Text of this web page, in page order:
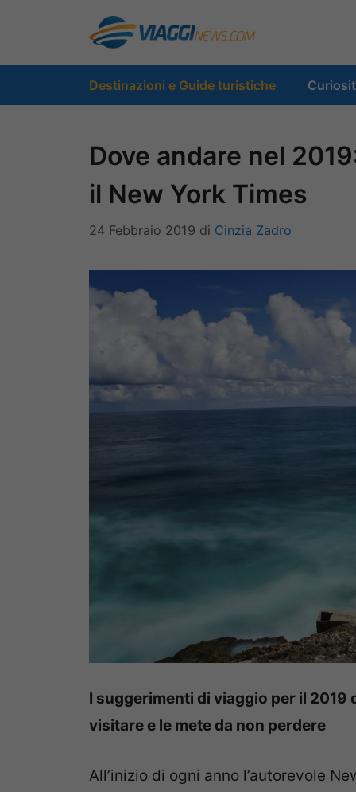
contenuto
Destinazioni e Guide turistiche
Dove andare nel
il New York Times
24 Febbraio 2019 di Cinzia Zadro
I suggerimenti di viaggio per il 2019
visitare e le mete da non perdere
All’inizio di ogni anno l’autorevole